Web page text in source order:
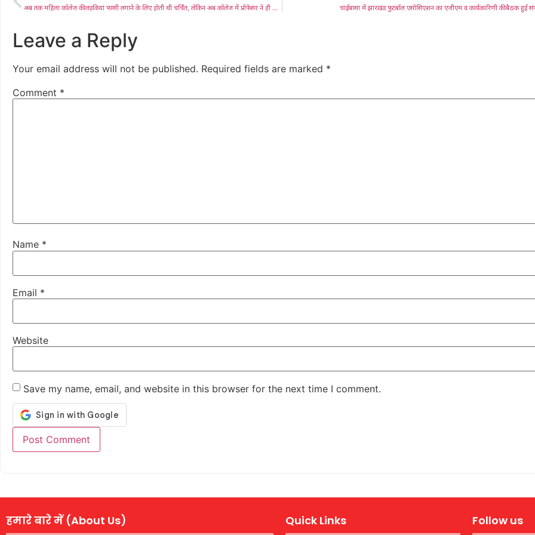
अब तक महिला कॉलेज की लड़कियां फांसी लगाने के लिए होती थी चर्चित, लेकिन अब कॉलेज में प्रोफेसर ने ही लगाई फांसी, जाने क्या है पूरा मामला चाईबासा में झारखंड फुटबॉल एसोसिएशन का एजीएम व कार्यकारिणी की बैठक हुई
Leave a Reply
Your email address will not be published. Required fields are marked *
Comment *
Name *
Email *
Website
Save my name, email, and website in this browser for the next time I comment.
हमारे बारे में (About Us) Quick Links Follow us